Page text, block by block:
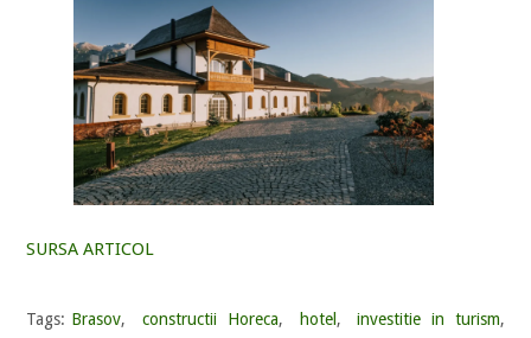
SURSA ARTICOL
Tags: Brasov, constructii Horeca, hotel , investitie in turism,